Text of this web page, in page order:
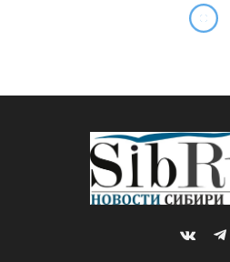
Мочище
15.09.2022 НОВОСТИ
3 Mins Read